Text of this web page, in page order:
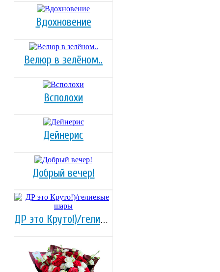
Вдохновение
Велюр в зелёном..
Всполохи
Дейнерис
Добрый вечер!
ДР это Круто!)/гелиевые шары